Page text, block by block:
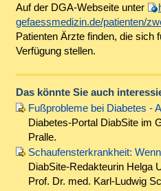
Auf der DGA-Webseite unter
gefaessmedizin.de/patienten/
Patienten Ärzte finden, die sich
Verfügung stellen.
Das könnte Sie auch
Fußprobleme bei Diabetes -
Diabetes-Portal DiabSite im
Pralle.
Schaufensterkrankheit:
DiabSite-Redakteurin Helga
Prof. Dr. med. Karl-Ludwig